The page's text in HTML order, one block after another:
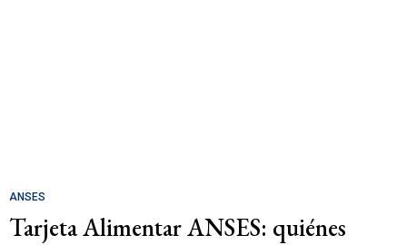
ANSES
Tarjeta Alimentar ANSES: quiénes